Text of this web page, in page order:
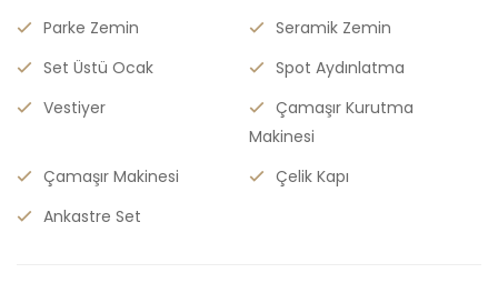
Parke Zemin
Seramik Zemin
Set Üstü Ocak
Spot Aydınlatma
Vestiyer
Çamaşır Kurutma
Makinesi
Çamaşır Makinesi
Çelik Kapı
Ankastre Set